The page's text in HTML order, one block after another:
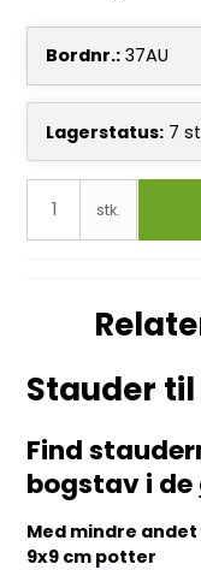
Bordnr.: 37AU
Lagerstatus: 7
stk.
Stauder
Find
bogstav i de
Med mindre
9x9 cm potter